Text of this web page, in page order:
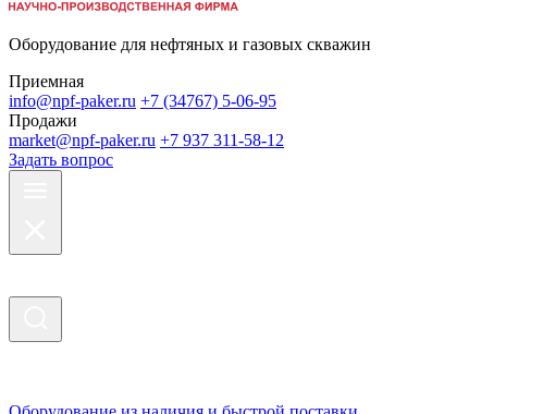
Оборудование для нефтяных и газовых скважин
Приемная
info@npf-paker.ru +7 (34767) 5-06-95
Продажи
market@npf-paker.ru +7 937 311-58-12
Задать вопрос